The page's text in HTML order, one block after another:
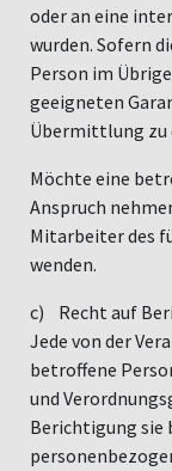
oder an eine
wurden. Sofern
Person im
geeigneten
Übermittlung zu
Möchte eine
Anspruch
Mitarbeiter des
wenden.
c) Recht auf
Jede von der
betroffene
und
Berichtigung